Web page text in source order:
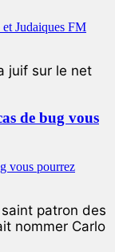
juif sur le net
de bug vous
patron des
nommer Carlo